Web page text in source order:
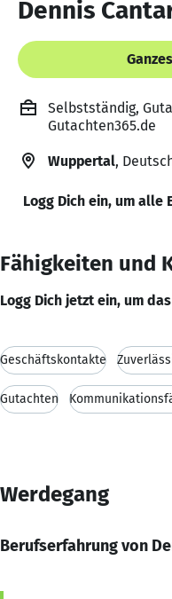
Dennis
Selbstständig,
Gutachten365.de
Wuppertal,
Logg Dich ein, um alle
Fähigkeiten und
Logg Dich jetzt ein, um
Geschäftskontakte
Gutachten
Werdegang
Berufserfahrung von